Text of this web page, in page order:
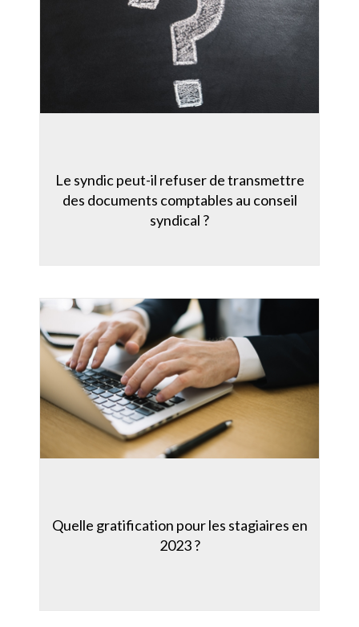
Le syndic peut-il refuser de transmettre
des documents comptables au conseil
syndical ?
Quelle gratification pour les stagiaires en
2023 ?